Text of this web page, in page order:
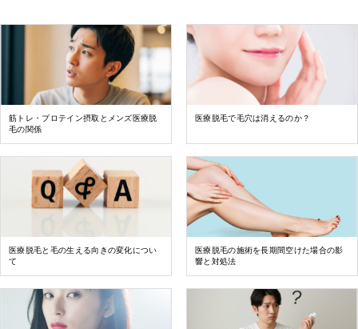
筋トレ・プロテイン摂取とメンズ医療脱
毛の関係
医療脱毛で毛穴は消えるのか？
医療脱毛と毛の生える向きの変化につい
て
医療脱毛の施術を長期間空けた場合の影
響と対処法